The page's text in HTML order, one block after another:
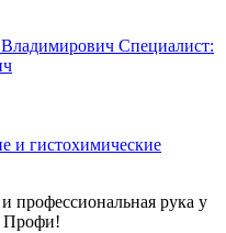
Специалист:
и гистохимические
профессиональная рука у
Профи!